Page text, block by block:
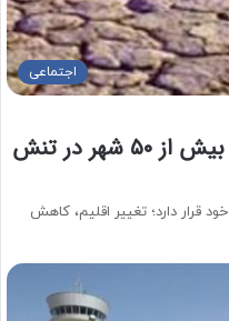
اجتماعی
هشدار نسبت به وضعیت آب؛ بیش از ۵۰ شهر در تنش
قرار دارد؛ تغییر اقلیم، کاهش